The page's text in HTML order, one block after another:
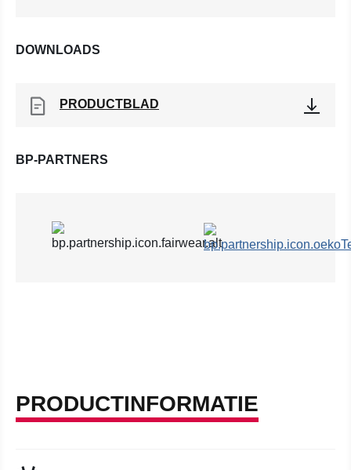
DOWNLOADS
PRODUCTBLAD
BP-PARTNERS
PRODUCTINFORMATIE